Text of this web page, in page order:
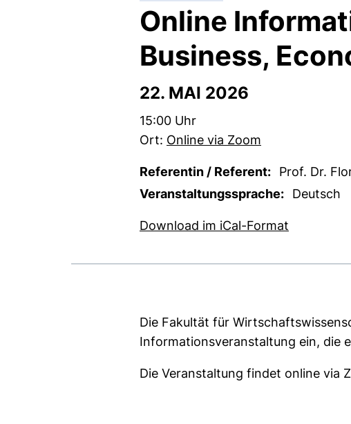
Online
Business,
22. MAI 2026
Zeit:
15:00 Uhr
Ort: Online via Zoom
Referentin / Referent:
Prof. Dr.
Veranstaltungssprache:
Deutsch
Download im iCal-Format
Die Fakultät für
Informationsveranstaltung ein, die
Die Veranstaltung findet online via